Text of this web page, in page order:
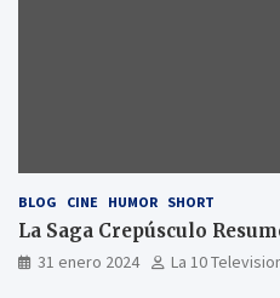
BLOG CINE HUMOR SHORT
La Saga Crepúsculo
31 enero 2024 La 10